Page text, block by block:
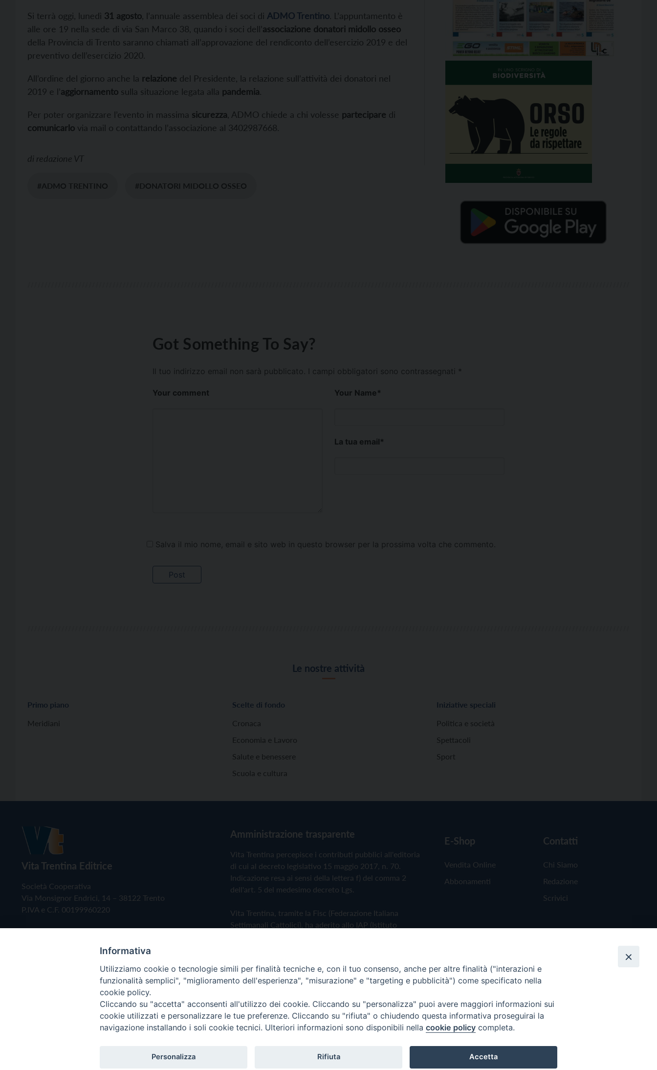
Si terrà oggi, lunedì 31 agosto, l’annuale assemblea dei soci di ADMO Trentino. L’appuntamento è
alle ore 19 nella sede di via San Marco 38, quando i soci dell’associazione donatori midollo osseo
della Provincia di Trento saranno chiamati all’approvazione del rendiconto dell’esercizio 2019 e del
preventivo dell’esercizio 2020.
All’ordine del giorno anche la relazione del Presidente, la relazione sull’attività dei donatori nel
2019 e l’aggiornamento sulla situazione legata alla pandemia.
Per poter organizzare l’evento in massima sicurezza, ADMO chiede a chi volesse partecipare di
comunicarlo via mail o contattando l’associazione al 3402987668.
di redazione VT
#ADMO TRENTINO #DONATORI MIDOLLO OSSEO
Got Something To Say?
Il tuo indirizzo email non sarà pubblicato. I campi obbligatori sono contrassegnati *
Your comment Your Name*
La tua email*
Salva il mio nome, email e sito web in questo browser per la prossima volta che commento.
Le nostre attività
Primo piano
Meridiani
Scelte di fondo
Cronaca
Economia e Lavoro
Salute e benessere
Scuola e cultura
Iniziative speciali
Politica e società
Spettacoli
Sport
Vita Trentina Editrice
Società Cooperativa
Via Monsignor Endrici, 14 – 38122 Trento
P.IVA e C.F. 00199960220
Amministrazione trasparente
Vita Trentina percepisce i contributi pubblici all'editoria
di cui al decreto legislativo 15 maggio 2017, n. 70.
Indicazione resa ai sensi della lettera f) del comma 2
dell'art. 5 del medesimo decreto Lgs.
Vita Trentina, tramite la Fisc (Federazione Italiana
Settimanali Cattolici), ha aderito allo IAP (Istituto
Privacy Policy Cookie Policy
E-Shop
Vendita Online
Abbonamenti
Contatti
Chi Siamo
Redazione
Scrivici
Copyright © 2019 - Tutti i diritti riservati - Vita Trentina Editrice
Informativa
Utilizziamo cookie o tecnologie simili per finalità tecniche e, con il tuo consenso, anche per altre finalità ("interazioni e
funzionalità semplici", "miglioramento dell'esperienza", "misurazione" e "targeting e pubblicità") come specificato nella
cookie policy.
Cliccando su "accetta" acconsenti all'utilizzo dei cookie. Cliccando su "personalizza" puoi avere maggiori informazioni sui
cookie utilizzati e personalizzare le tue preferenze. Cliccando su "rifiuta" o chiudendo questa informativa proseguirai la
navigazione installando i soli cookie tecnici. Ulteriori informazioni sono disponibili nella cookie policy completa.
Personalizza Rifiuta Accetta